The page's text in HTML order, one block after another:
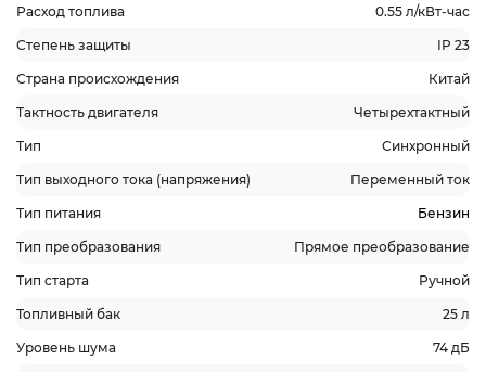
Расход топлива 0.55 л/кВт-час
Степень защиты IP 23
Страна происхождения Китай
Тактность двигателя Четырехтактный
Тип Синхронный
Тип выходного тока (напряжения) Переменный ток
Тип питания Бензин
Тип преобразования Прямое преобразование
Тип старта Ручной
Топливный бак 25 л
Уровень шума 74 дБ